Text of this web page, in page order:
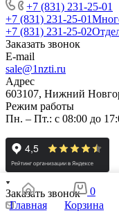
+7 (831) 231-25-01
+7 (831) 231-25-01
+7 (831) 231-25-02
Заказать звонок
E-mail
sale@1nzti.ru
Адрес
603107, Нижний
Режим работы
Пн. – Пт.: с 08:00 до
Заказать звонок
Главная
0
Корзина